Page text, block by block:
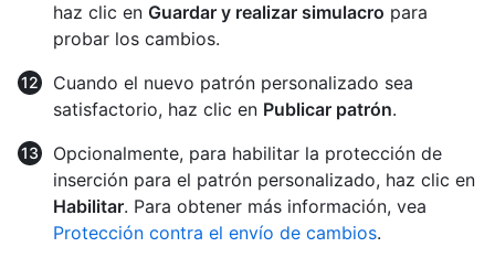
haz clic en Guardar y realizar simulacro para
probar los cambios.
Cuando el nuevo patrón personalizado sea
satisfactorio, haz clic en Publicar patrón.
Opcionalmente, para habilitar la protección de
inserción para el patrón personalizado, haz clic en
Habilitar. Para obtener más información, vea
Protección contra el envío de cambios.